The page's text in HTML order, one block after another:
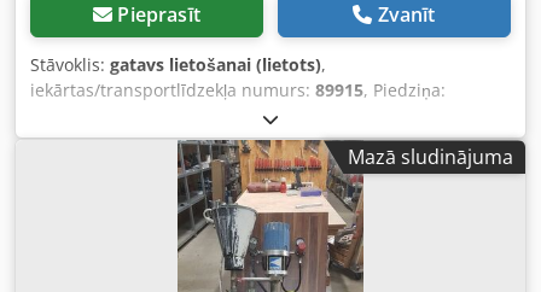
Pieprasīt Zvanīt
Stāvoklis: gatavs lietošanai (lietots),
iekārtas/transportlīdzekļa numurs: 89915, Piedziņa:
saspiests gaiss, Materiāla/gaisa pārneses attiecība: 16:1,
Maksimālais materiāla spiediens: 90 bāri, Gaisa ieplūdes
spiediens: 1 līdz 6 bāri, 4 dubultie gājieni uz 1 litru
materiāla, Dkodpfoiv Huwjx Anzsr ar pistoli MX tipa ar
dubultu šļūteni, nav lietots kopš pēdējās apkopes 01/20,
stāvoklis kā apskatē, no noliktavas Seevetal,
starppārdošana iespējama.
Mazā sludinājuma